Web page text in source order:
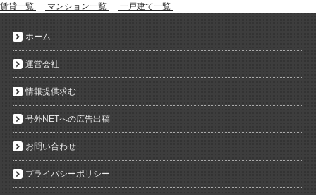
賃貸一覧
マンション一覧 一戸建て一覧
ホーム
運営会社
情報提供求む
号外NETへの広告出稿
お問い合わせ
プライバシーポリシー